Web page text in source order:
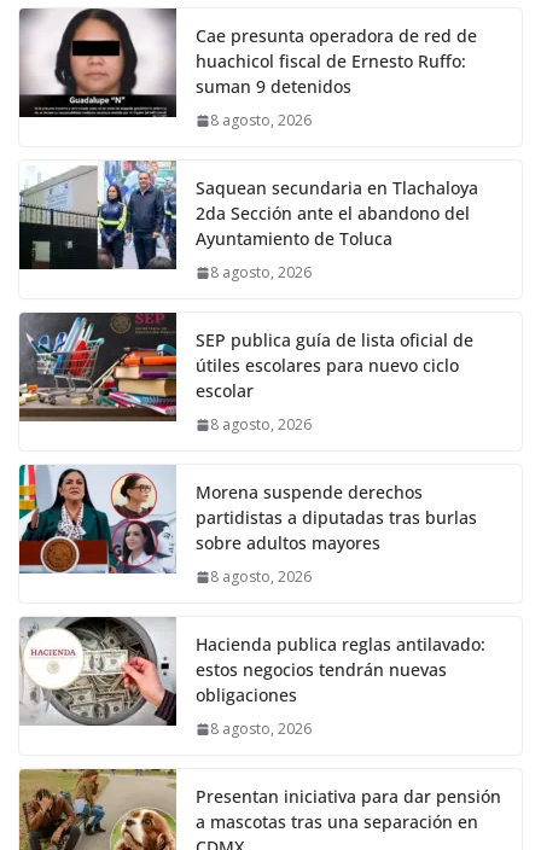
Cae presunta operadora de red de
huachicol fiscal de Ernesto Ruffo:
suman 9 detenidos
8 agosto, 2026
Saquean secundaria en Tlachaloya
2da Sección ante el abandono del
Ayuntamiento de Toluca
8 agosto, 2026
SEP publica guía de lista oficial de
útiles escolares para nuevo ciclo
escolar
8 agosto, 2026
Morena suspende derechos
partidistas a diputadas tras burlas
sobre adultos mayores
8 agosto, 2026
Hacienda publica reglas antilavado:
estos negocios tendrán nuevas
obligaciones
8 agosto, 2026
Presentan iniciativa para dar pensión
a mascotas tras una separación en